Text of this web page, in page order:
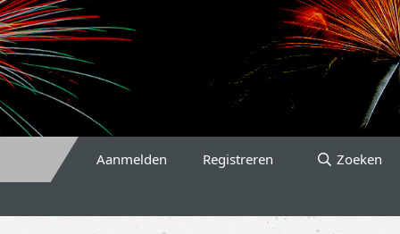
Aanmelden Registreren Zoeken